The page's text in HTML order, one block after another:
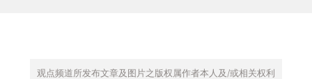
观点频道所发布文章及图片之版权属作者本人及/或相关权利